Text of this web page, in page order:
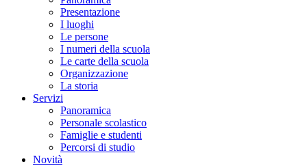
Presentazione
I luoghi
Le persone
I numeri della scuola
Le carte della scuola
Organizzazione
La storia
Servizi
Panoramica
Personale scolastico
Famiglie e studenti
Percorsi di studio
Novità